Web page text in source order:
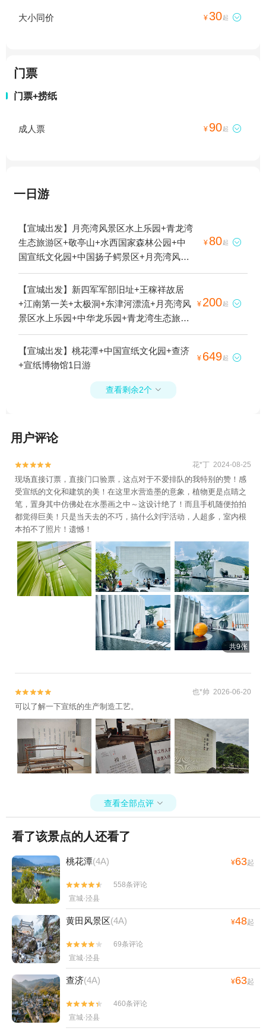
大小同价 ¥30起 
门票
门票+捞纸
成人票 ¥ 90起 
一日游
【宣城出发】月亮湾风景区水上乐园+青龙湾
生态旅游区+敬亭山+水西国家森林公园+中
国宣纸文化园+中国扬子鳄景区+月亮湾风景
区+宣城月亮湾滑翔伞飞行营地1日游
¥ 80起 
【宣城出发】新四军军部旧址+王稼祥故居
+江南第一关+太极洞+东津河漂流+月亮湾风
景区水上乐园+中华龙乐园+青龙湾生态旅游
区+夏霖九天银瀑风景区+胡宗宪尚书府+皖
南事变烈士陵园+敬亭山+江村+石佛山+桃花
潭+龙川景区+障山大峡谷+水西国家森林公
+中国宣纸文化园+白云洞+太极湖村风景区
泉洞+古孔灵汪家大院浧坡地主庄园+千年仁
里+徽杭古道+水东老街+广德百杨生态园+宁
国市石柱山+广德灵山大峡谷+华东大裂谷
+宣城鳄鱼湖移动水上乐园+宣城水上乐园
+安徽宣城龙悦谷高尔夫俱乐部+宣城市红星
剧场+宣城奇特欢乐园+安徽广德南溪漂流
+胡宗宪少保府+澄心堂宣纸作坊+龙川水街
+朱旺村+郎溪观天下旅游风景区+吴越古道
+太极五色谷景区+红岩溪漂流+宣城泾县桃
花潭畔森林温泉+亲心谷文化旅游度假区+中
国官塘湖景区+宣城欢乐岛+宣城敬林酒店
+石龙山漂流+桃花潭10℃竹筏漂流+皖南大
峡谷激情漂流+teamLab未来游乐园+皖南川
藏线全地形越野俱乐部+桃花潭鸿峨迷谷花海
+青龙潭激情漂流景区+云景牛山+皖南灵山
景区+水东古镇景区+宁国龙门大峡谷景区
+宣城月亮湾滑翔伞飞行营地+宣城本地玩乐
+寻仙寨+安徽宣城月亮湾滑翔伞飞行营地
+广德太极洞国际滑翔伞营地+皖南雅鲁藏布
玻璃漂流+泾县桃花潭畔诗画山水酒店(原宣
城桃花潭畔度假酒店)+宣城扬子鳄保护区+皖
南野生动物园+汉唐纸坊景区+皖南徽水河竹
筏探秘+桃花潭畔旅游度假区1日游
¥ 200起 
【宣城出发】桃花潭+中国宣纸文化园+查济
+宣纸博物馆1日游
¥ 649起 
查看剩余2个 
用户评论

 花*丁 2024-08-25
现场直接订票，直接门口验票，这点对于不爱排队的我特别的赞！感
受宣纸的文化和建筑的美！在这里水营造墨的意象，植物更是点睛之
笔，置身其中仿佛处在水墨画之中～这设计绝了！而且手机随便拍拍
都觉得巨美！只是当天去的不巧，搞什么刘宇活动，人超多，室内根
本拍不了照片！遗憾！
共9张

 也*帅 2026-06-20
可以了解一下宣纸的生产制造工艺。
查看全部点评 
看了该景点的人还看了
桃花潭(4A) ¥63起


558条评论
宣城·泾县
黄田风景区(4A) ¥48起


69条评论
宣城·泾县
查济(4A) ¥63起


460条评论
宣城·泾县